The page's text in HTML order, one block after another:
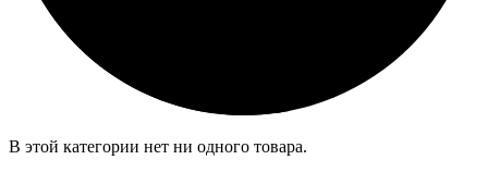
В этой категории нет ни одного товара.